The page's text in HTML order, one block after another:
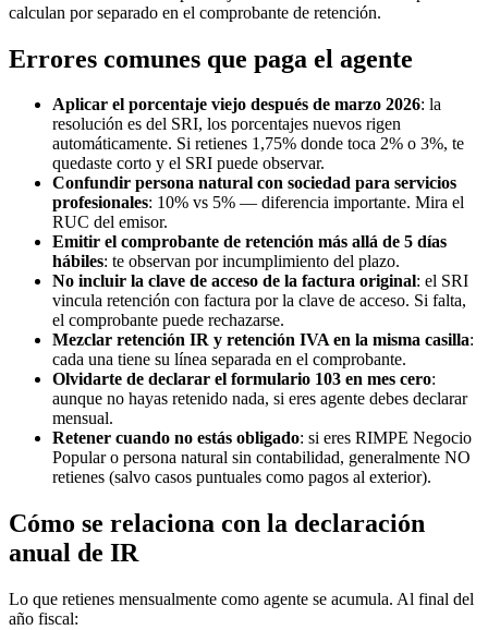
calculan por separado en el comprobante de retención.
Errores comunes que paga el agente
Aplicar el porcentaje viejo después de marzo 2026: la
resolución es del SRI, los porcentajes nuevos rigen
automáticamente. Si retienes 1,75% donde toca 2% o 3%, te
quedaste corto y el SRI puede observar.
Confundir persona natural con sociedad para servicios
profesionales: 10% vs 5% — diferencia importante. Mira el
RUC del emisor.
Emitir el comprobante de retención más allá de 5 días
hábiles: te observan por incumplimiento del plazo.
No incluir la clave de acceso de la factura original: el SRI
vincula retención con factura por la clave de acceso. Si falta,
el comprobante puede rechazarse.
Mezclar retención IR y retención IVA en la misma casilla:
cada una tiene su línea separada en el comprobante.
Olvidarte de declarar el formulario 103 en mes cero:
aunque no hayas retenido nada, si eres agente debes declarar
mensual.
Retener cuando no estás obligado: si eres RIMPE Negocio
Popular o persona natural sin contabilidad, generalmente NO
retienes (salvo casos puntuales como pagos al exterior).
Cómo se relaciona con la declaración
anual de IR
Lo que retienes mensualmente como agente se acumula. Al final del
año fiscal: